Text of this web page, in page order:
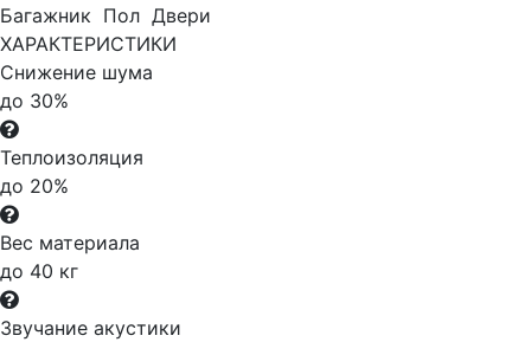
Багажник Пол Двери
ХАРАКТЕРИСТИКИ
Снижение шума
до 30%
Теплоизоляция
до 20%
Вес материала
до 40 кг
Звучание акустики